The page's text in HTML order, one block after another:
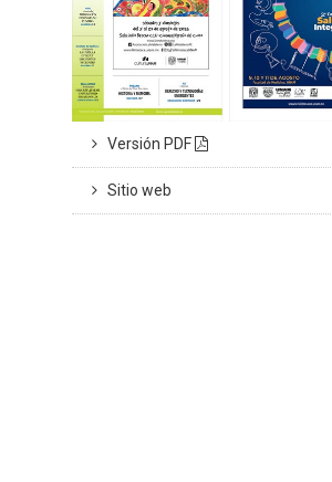
Versión PDF
Sitio web